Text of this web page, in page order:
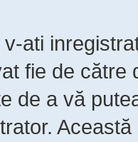
ati
fie de
de a vă